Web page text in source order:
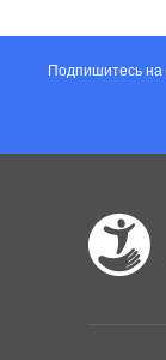
Подпишитесь